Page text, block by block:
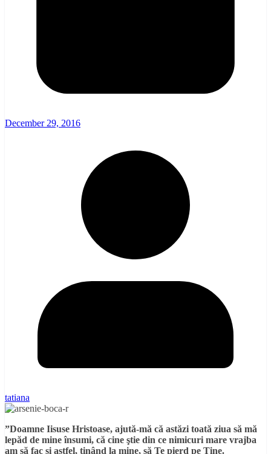
December 29, 2016
tatiana
”Doamne Iisuse Hristoase, ajută-mă că astăzi toată ziua să mă
lepăd de mine însumi, că cine ştie din ce nimicuri mare vrajba
am să fac şi astfel, ţinând la mine, să Te pierd pe Tine.